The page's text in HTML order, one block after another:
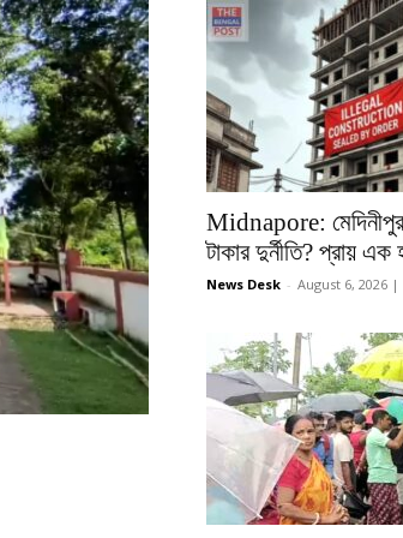
Midnapore:
টাকার দুর্নীতি? প্রায় এক
News Desk - August 6, 2026 |